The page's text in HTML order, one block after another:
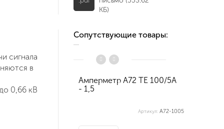
сигнала
в
0,66 кВ
КБ)
Сопутствующие товары:
Амперметр А72 ТЕ 100/5А
- 1,5
Артикул: А72-1005